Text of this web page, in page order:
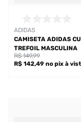
ADIDAS
CAMISETA ADIDAS
TREFOIL MASCULINA
R$ 142,49 no pix à
R$ 149,99